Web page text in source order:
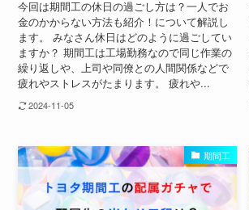
今回は期間工の休日の過ごし方は？一人でお
金のかからない方法も紹介！について解説し
ます。 みなさん休日はどのように過ごしてい
ますか？ 期間工は工場勤務なので同じ作業の
繰り返しや、上司や同僚との人間関係などで
疲れやストレスがたまります。 疲れや...
2024-11-05
期間工